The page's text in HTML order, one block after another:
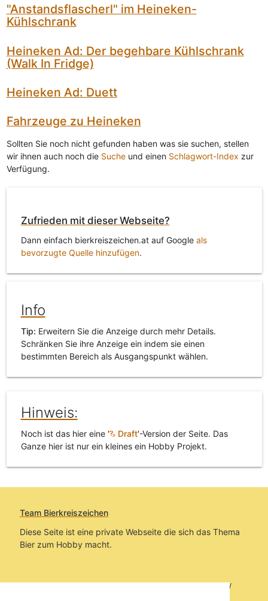
"Anstandsflascherl" im Heineken-
Kühlschrank
Heineken Ad: Der begehbare Kühlschrank
(Walk In Fridge)
Heineken Ad: Duett
Fahrzeuge zu Heineken
Sollten Sie noch nicht gefunden haben was sie suchen, stellen
wir ihnen auch noch die Sucheund einen Schlagwort-Index zur
Verfügung.
Zufrieden mit dieser Webseite?
Dann einfach bierkreiszeichen.at auf Google als
bevorzugte Quelle hinzufügen.
Info
Tip: Erweitern Sie die Anzeige durch mehr Details.
Schränken Sie ihre Anzeige ein indem sie einen
bestimmten Bereich als Ausgangspunkt wählen.
Hinweis:
Noch ist das hier eine ' Draft'-Version der Seite. Das
Ganze hier ist nur ein kleines ein Hobby Projekt.
Team Bierkreiszeichen
Diese Seite ist eine private Webseite die sich das Thema
Bier zum Hobby macht.
Sie befinden sich auf https://www.bierkreiszeichen.at/